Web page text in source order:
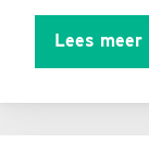
Lees meer